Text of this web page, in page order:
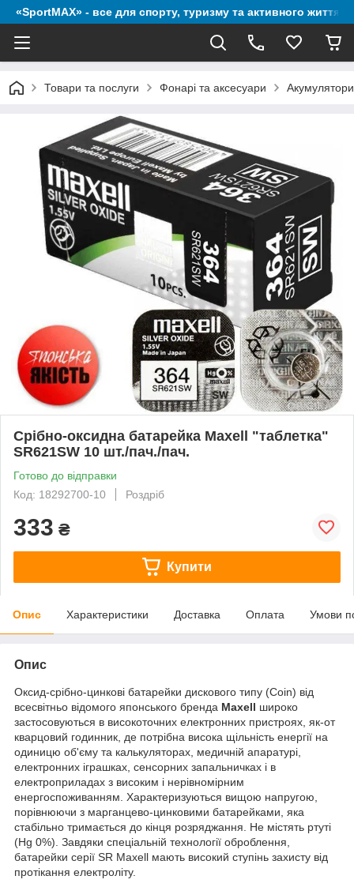
«SportMAX» - все для спорту, туризму та активного життя
Товари та послуги Фонарі та аксесуари
Срібно-оксидна батарейка Maxell "таблетка"
SR621SW 10 шт./пач./пач.
Готово до відправки
Код: 18292700-10
Роздріб
333 ₴
Купити
Опис Характеристики Доставка Оплата Умови
Опис
Оксид-срібно-цинкові батарейки дискового типу (Coin) від
всесвітньо відомого японського бренда Maxell широко
застосовуються в високоточних електронних пристроях, як-от
кварцовий годинник, де потрібна висока щільність енергії на
одиницю об'єму та калькуляторах, медичній апаратурі,
електронних іграшках, сенсорних запальничках і в
електроприладах з високим і нерівномірним
енергоспоживанням. Характеризуються вищою напругою,
порівнюючи з марганцево-цинковими батарейками, яка
стабільно тримається до кінця розряджання. Не містять ртуті
(Hg 0%). Завдяки спеціальній технології оброблення,
батарейки серії SR Maxell мають високий ступінь захисту від
протікання електроліту.